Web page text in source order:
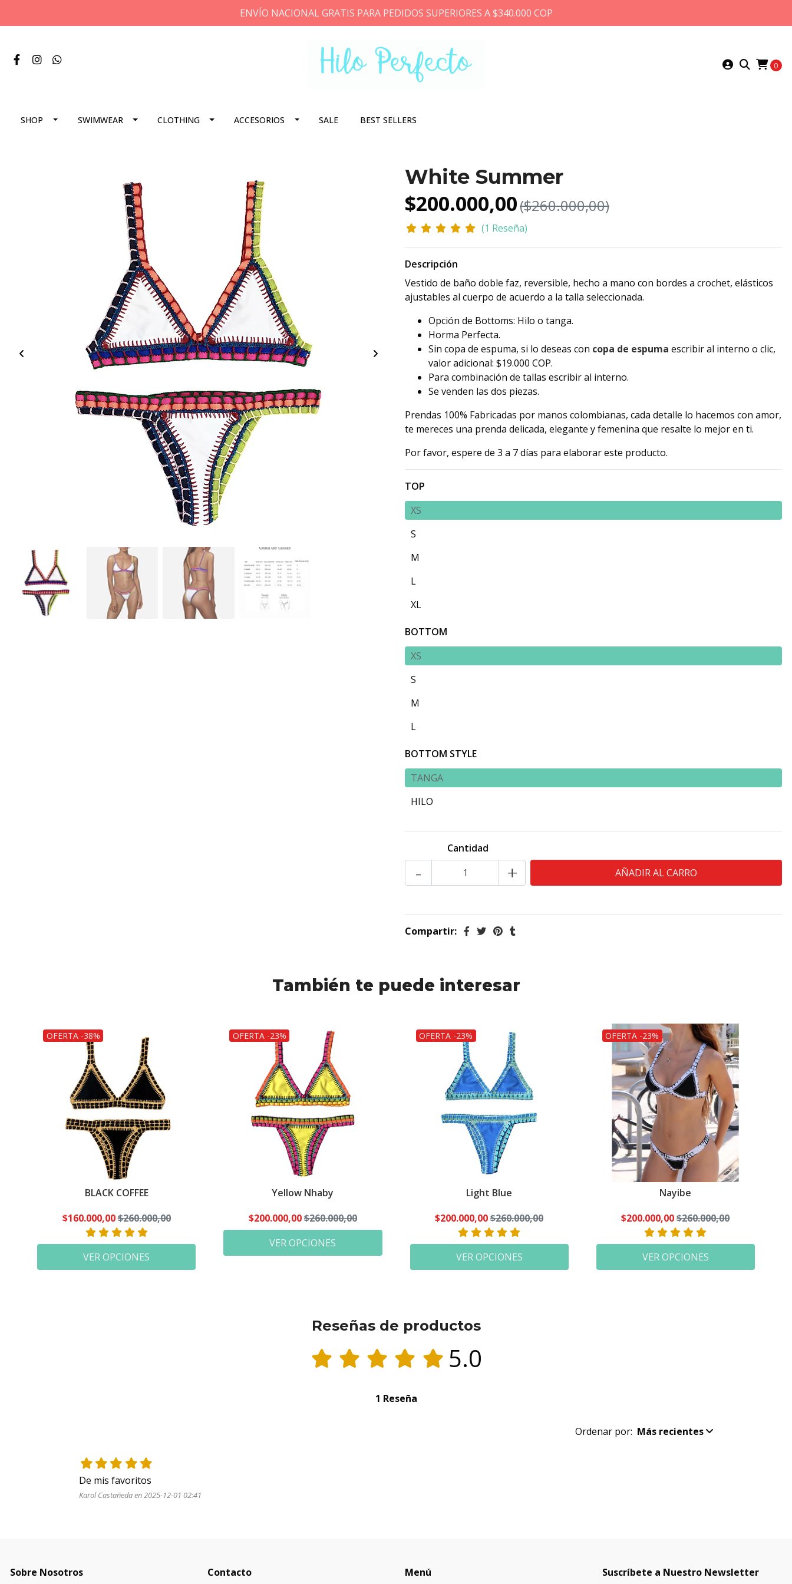
ENVÍO NACIONAL GRATIS PARA PEDIDOS SUPERIORES A $340.000 COP
0
SHOP SWIMWEAR CLOTHING ACCESORIOS SALE BEST SELLERS
White Summer
$200.000,00($260.000,00)
(1 Reseña)
Descripción
Vestido de baño doble faz, reversible, hecho a mano con bordes a crochet, elásticos
ajustables al cuerpo de acuerdo a la talla seleccionada.
Opción de Bottoms: Hilo o tanga.
Horma Perfecta.
Sin copa de espuma, si lo deseas con copa de espuma escribir al interno o clic,
valor adicional: $19.000 COP.
Para combinación de tallas escribir al interno.
Se venden las dos piezas.
Prendas 100% Fabricadas por manos colombianas, cada detalle lo hacemos con amor,
te mereces una prenda delicada, elegante y femenina que resalte lo mejor en ti.
Por favor, espere de 3 a 7 días para elaborar este producto.
TOP
XS
S
M
L
XL
BOTTOM
XS
S
M
L
BOTTOM STYLE
TANGA
HILO
Cantidad
- +
Compartir:
También te puede interesar
OFERTA -38%
BLACK COFFEE
$160.000,00$260.000,00
VER OPCIONES
OFERTA -23%
Yellow Nhaby
$200.000,00$260.000,00
VER OPCIONES
OFERTA -23%
Light Blue
$200.000,00$260.000,00
VER OPCIONES
OFERTA -23%
Nayibe
$200.000,00$260.000,00
VER OPCIONES
Reseñas de productos
5.0
1 Reseña
Ordenar por: Más recientes
De mis favoritos
Karol Castañeda en 2025-12-01 02:41
Sobre Nosotros Contacto Menú Suscríbete a Nuestro Newsletter